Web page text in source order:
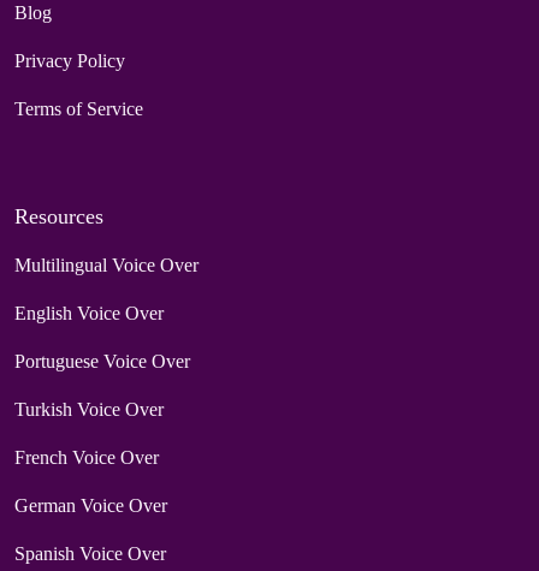
Blog
Privacy Policy
Terms of Service
Resources
Multilingual Voice Over
English Voice Over
Portuguese Voice Over
Turkish Voice Over
French Voice Over
German Voice Over
Spanish Voice Over